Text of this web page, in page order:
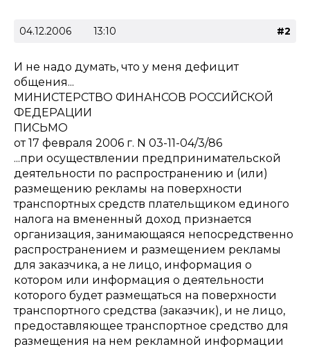
04.12.2006 13:10 #2
И не надо думать, что у меня дефицит
общения...
МИНИСТЕРСТВО ФИНАНСОВ РОССИЙСКОЙ
ФЕДЕРАЦИИ
ПИСЬМО
от 17 февраля 2006 г. N 03-11-04/3/86
...при осуществлении предпринимательской
деятельности по распространению и (или)
размещению рекламы на поверхности
транспортных средств плательщиком единого
налога на вмененный доход признается
организация, занимающаяся непосредственно
распространением и размещением рекламы
для заказчика, а не лицо, информация о
котором или информация о деятельности
которого будет размещаться на поверхности
транспортного средства (заказчик), и не лицо,
предоставляющее транспортное средство для
размещения на нем рекламной информации